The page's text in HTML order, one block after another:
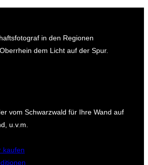
in den Regionen
dem Licht auf der Spur.
vom Schwarzwald für Ihre Wand auf
u.v.m.
kaufen